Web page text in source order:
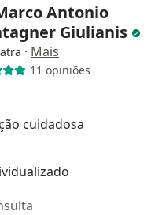
Antonio
Giulianis
· Mais
11 opiniões
cuidadosa